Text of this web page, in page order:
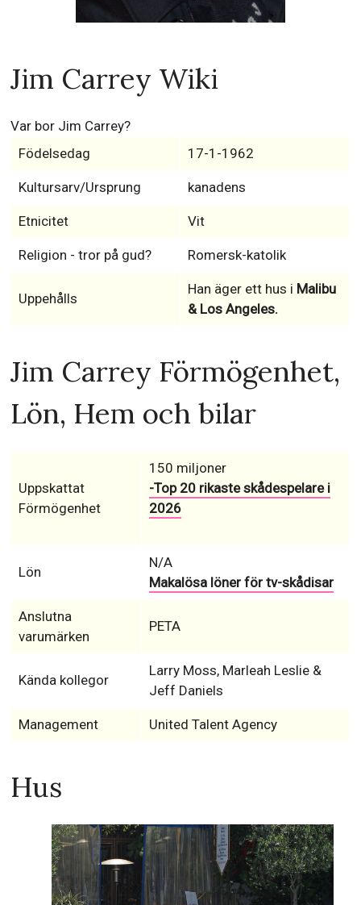
Jim Carrey Wiki
Var bor Jim Carrey?
Födelsedag
17-1-1962
Kultursarv/Ursprung kanadens
Etnicitet Vit
Religion - tror på gud? Romersk-katolik
Uppehålls
Han äger ett hus i Malibu
& Los Angeles.
Jim Carrey Förmögenhet,
Lön, Hem och bilar
Uppskattat
Förmögenhet
150 miljoner
-Top 20 rikaste skådespelare i
2026
Lön
N/A
Makalösa löner för tv-skådisar
Anslutna
varumärken
PETA
Kända kollegor
Larry Moss, Marleah Leslie &
Jeff Daniels
Management United Talent Agency
Hus